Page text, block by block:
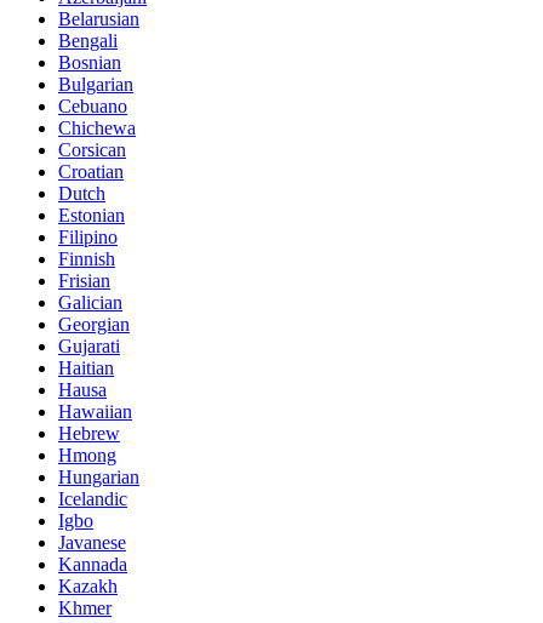
Belarusian
Bengali
Bosnian
Bulgarian
Cebuano
Chichewa
Corsican
Croatian
Dutch
Estonian
Filipino
Finnish
Frisian
Galician
Georgian
Gujarati
Haitian
Hausa
Hawaiian
Hebrew
Hmong
Hungarian
Icelandic
Igbo
Javanese
Kannada
Kazakh
Khmer